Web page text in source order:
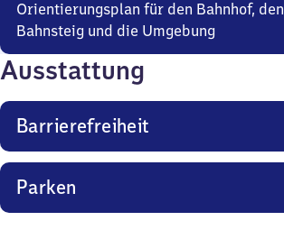
Orientierungsplan für den Bahnhof, den
Bahnsteig und die Umgebung
Ausstattung
Barrierefreiheit
Parken